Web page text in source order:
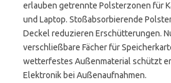
erlauben getrennte Polsterzonen für
und Laptop. Stoßabsorbierende
Deckel reduzieren Erschütterungen.
verschließbare Fächer für
wetterfestes Außenmaterial schützt
Elektronik bei Außenaufnahmen.